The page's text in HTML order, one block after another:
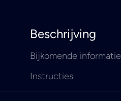
Beschrijving
Bijkomende informatie
Instructies